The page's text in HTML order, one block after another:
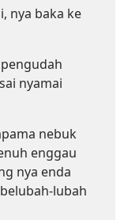
nya baka ke
nyamai
nebuk
enggau
nya enda
lubah